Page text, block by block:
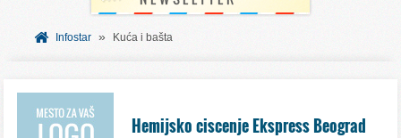
SVET INFORMACIJA
Infostar » Kuća i bašta
Hemijsko ciscenje Ekspress Beograd